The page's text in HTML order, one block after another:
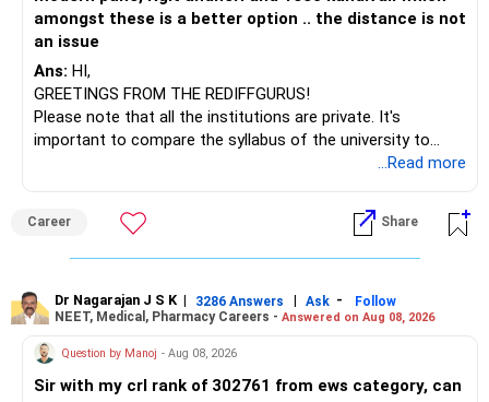
– Sundaram Multi Asset Allocation
– Tata Nifty Auto Index
– Tata Nifty India Tourism Index
I would not judge these funds only by recent returns.
Some are sector, thematic or index-oriented funds.
For an 82-year-old investor, I would reduce such complexity.
retained simply for diversification.
» Energy Fund Overlap
You have exposure to:
amongst these is a better option .. the distance is not
an issue
Ans: HI,
GREETINGS FROM THE REDIFFGURUS!
Please note that all the institutions are private. It's
important to compare the syllabus of the university to
which the institution is affiliated. Typically, the university's
institution's name. Start by reviewing the syllabus, then look
at the faculty (especially the turnover rate) and the
infrastructure, like the mechanical labs, which are crucial.
After the second year of your course, consider taking an
AIML course to boost your job employability.
BEST WISHES.
...Read more
Career Share
Dr Nagarajan J S K | 3286 Answers | Ask -
Follow
NEET, Medical, Pharmacy Careers - Answered on Aug 08, 2026
Question by Manoj - Aug 08, 2026
Sir with my crl rank of 302761 from ews category, can